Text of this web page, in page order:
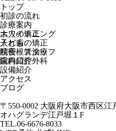
トップ
初診の流れ
診療案内
ホワイトニング
入れ歯
精密根管治療
歯科口腔外科
大人の矯正
子どもの矯正
院長・スタッフ
院内紹介
設備紹介
アクセス
ブログ
〒550-0002 大阪府大阪市西区江
オハグランデ江戸堀１F
TEL.06-6676-8033